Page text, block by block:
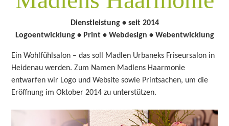
Dienstleistung • seit 2014
Logoentwicklung • Print • Webdesign • Webentwicklung
Ein Wohlfühlsalon – das soll Madlen Urbaneks Friseursalon in
Heidenau werden. Zum Namen Madlens Haarmonie
entwarfen wir Logo und Website sowie Printsachen, um die
Eröffnung im Oktober 2014 zu unterstützen.